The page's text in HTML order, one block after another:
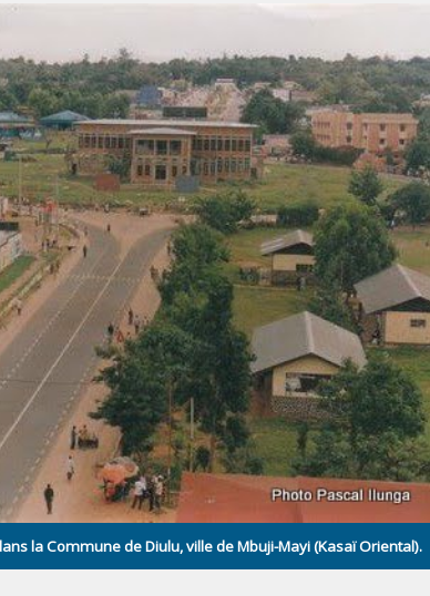
la Commune de Diulu, ville de Mbuji-Mayi (Kasaï Oriental).